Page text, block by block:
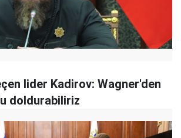
lider Kadirov: Wagner'den
doldurabiliriz